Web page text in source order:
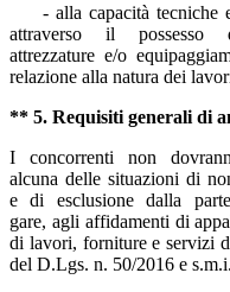
- alla capacità tecniche
attraverso il possesso
attrezzature e/o
relazione alla natura dei
** 5. Requisiti generali di
I concorrenti non
alcuna delle situazioni di
e di esclusione dalla
gare, agli affidamenti di
di lavori, forniture e servizi
del D.Lgs. n. 50/2016 e s.m.i.